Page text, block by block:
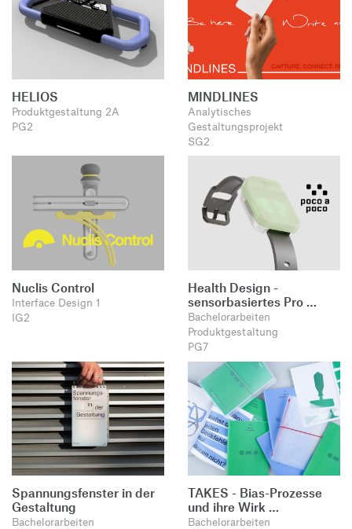
HELIOS
Produktgestaltung 2A
PG2
MINDLINES
Analytisches
Gestaltungsprojekt
SG2
Nuclis Control
Interface Design 1
IG2
Health Design -
sensorbasiertes Pro …
Bachelorarbeiten
Produktgestaltung
PG7
Spannungsfenster in der
Gestaltung
Bachelorarbeiten
TAKES - Bias-Prozesse
und ihre Wirk …
Bachelorarbeiten